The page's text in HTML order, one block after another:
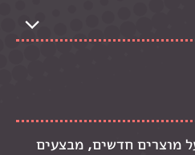
מוצרים חדשים, מבצעים